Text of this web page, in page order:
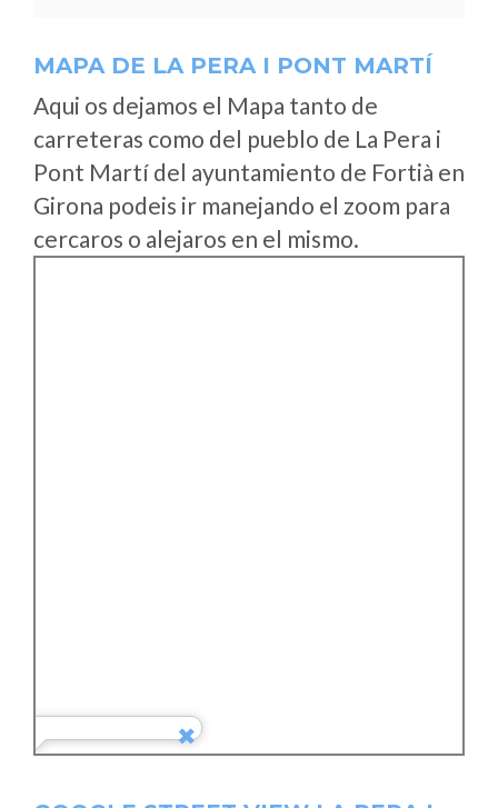
MAPA DE LA PERA I PONT MARTÍ
Aqui os dejamos el Mapa tanto de
carreteras como del pueblo de La Pera i
Pont Martí del ayuntamiento de Fortià en
Girona podeis ir manejando el zoom para
cercaros o alejaros en el mismo.